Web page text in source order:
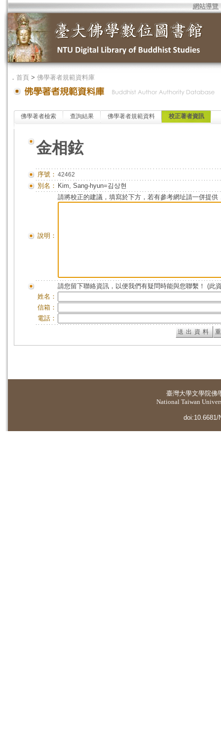
網站導覽
． 首頁 > 佛學著者規範資料庫
佛學著者檢索 查詢結果 佛學著者規範資料 校正著者資訊
金相鉉
序號： 42462
別名： Kim, Sang-hyun=김상현
說明：
請將校正的建議，填寫於下方，若有參考網址請一併提供
請您留下聯絡資訊，以便我們有疑問時能與您聯繫！ (此
姓名：
信箱：
電話：
臺灣大學文學院佛
National Taiwan
doi:10.6681/